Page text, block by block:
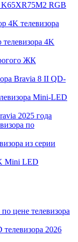
K65XR75M2 RGB
4K телевизора
4K
ЖК
Bravia 8 II QD-
Mini-LED
2025 года
по
из серии
Mini LED
цене телевизора
2026